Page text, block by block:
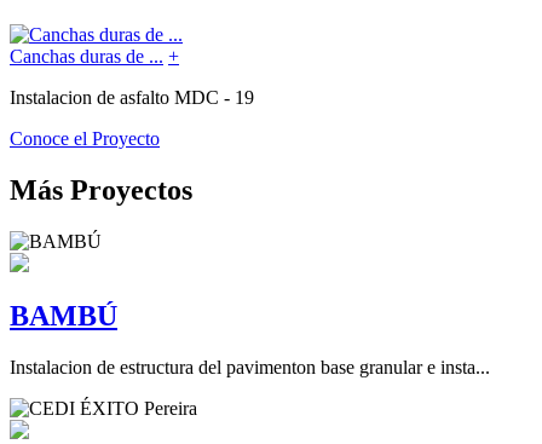
Canchas duras de ... +
Instalacion de asfalto MDC - 19
Conoce el Proyecto
Más Proyectos
BAMBÚ
Instalacion de estructura del pavimenton base granular e insta...